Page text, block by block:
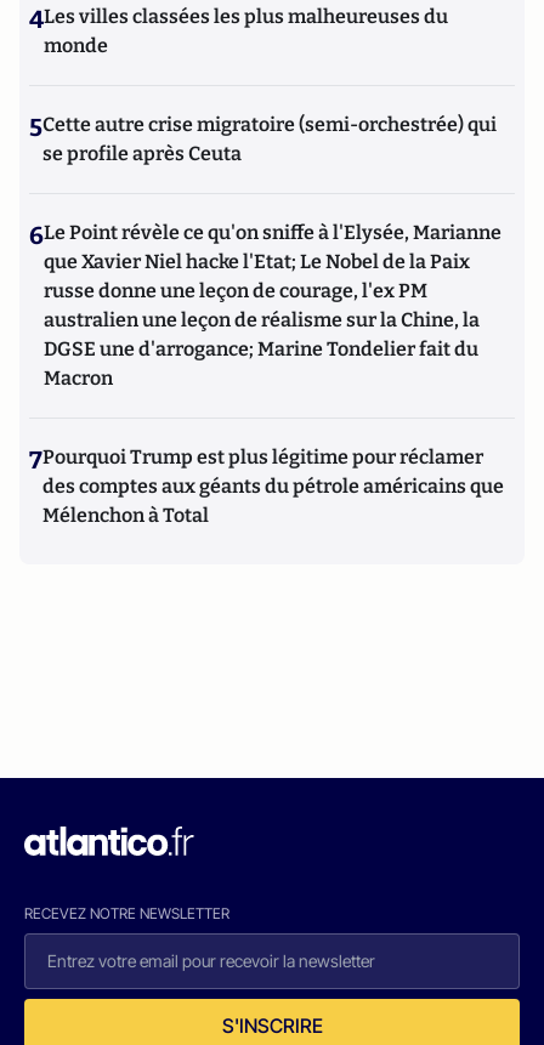
4Les villes classées les plus malheureuses du
monde
5Cette autre crise migratoire (semi-orchestrée) qui
se profile après Ceuta
6Le Point révèle ce qu'on sniffe à l'Elysée, Marianne
que Xavier Niel hacke l'Etat; Le Nobel de la Paix
russe donne une leçon de courage, l'ex PM
australien une leçon de réalisme sur la Chine, la
DGSE une d'arrogance; Marine Tondelier fait du
Macron
7Pourquoi Trump est plus légitime pour réclamer
des comptes aux géants du pétrole américains que
Mélenchon à Total
RECEVEZ NOTRE NEWSLETTER
S'INSCRIRE